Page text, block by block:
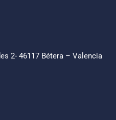
2- 46117 Bétera – Valencia